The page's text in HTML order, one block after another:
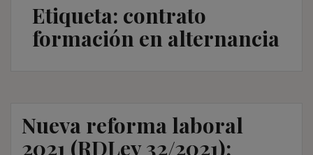
Etiqueta: contrato
formación en alternancia
Nueva reforma laboral
2021 (RDLey 32/2021):